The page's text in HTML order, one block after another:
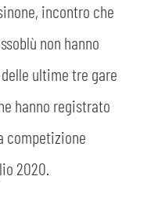
incontro che
non hanno
ultime tre gare
hanno registrato
competizione
2020.